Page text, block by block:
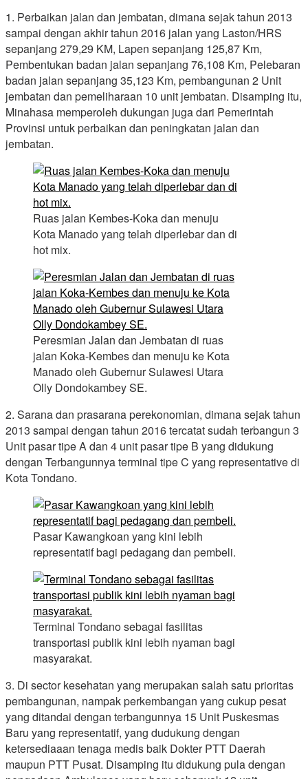
1. Perbaikan jalan dan jembatan, dimana sejak tahun 2013
sampai dengan akhir tahun 2016 jalan yang Laston/HRS
sepanjang 279,29 KM, Lapen sepanjang 125,87 Km,
Pembentukan badan jalan sepanjang 76,108 Km, Pelebaran
badan jalan sepanjang 35,123 Km, pembangunan 2 Unit
jembatan dan pemeliharaan 10 unit jembatan. Disamping itu,
Minahasa memperoleh dukungan juga dari Pemerintah
Provinsi untuk perbaikan dan peningkatan jalan dan
jembatan.
Ruas jalan Kembes-Koka dan menuju
Kota Manado yang telah diperlebar dan di
hot mix.
Peresmian Jalan dan Jembatan di ruas
jalan Koka-Kembes dan menuju ke Kota
Manado oleh Gubernur Sulawesi Utara
Olly Dondokambey SE.
2. Sarana dan prasarana perekonomian, dimana sejak tahun
2013 sampai dengan tahun 2016 tercatat sudah terbangun 3
Unit pasar tipe A dan 4 unit pasar tipe B yang didukung
dengan Terbangunnya terminal tipe C yang representative di
Kota Tondano.
Pasar Kawangkoan yang kini lebih
representatif bagi pedagang dan pembeli.
Terminal Tondano sebagai fasilitas
transportasi publik kini lebih nyaman bagi
masyarakat.
3. Di sector kesehatan yang merupakan salah satu prioritas
pembangunan, nampak perkembangan yang cukup pesat
yang ditandai dengan terbangunnya 15 Unit Puskesmas
Baru yang representatif, yang dudukung dengan
ketersediaaan tenaga medis baik Dokter PTT Daerah
maupun PTT Pusat. Disamping itu didukung pula dengan